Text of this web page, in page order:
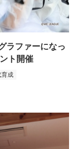
ラファーになっ
ト開催
育成